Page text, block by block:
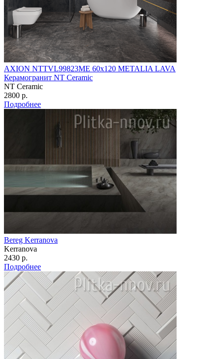
AXION NTTVL99823ME 60х120 METALIA LAVA
Керамогранит NT Ceramic
NT Ceramic
2800 р.
Подробнее
Bereg Kerranova
Kerranova
2430 р.
Подробнее